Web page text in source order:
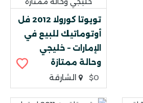
تويوتا كورولا 2012 فل
أوتوماتيك للبيع في
الإمارات – خليجي
وحالة ممتازة
$0
الشارقة